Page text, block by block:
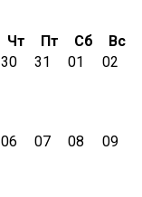
Чт Пт Сб
Вс
30 31 01 02
06 07 08 09